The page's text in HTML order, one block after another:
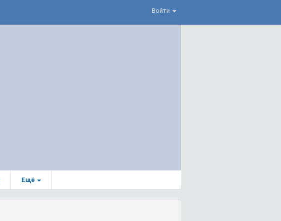
Войти
Ещё